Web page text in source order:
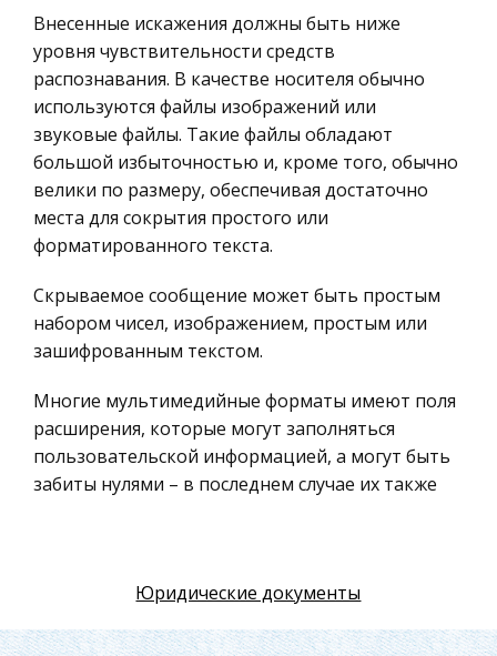
Биржевое дело
Биология
Экономико-математическое
моделирование
Российское предпринимательское право
Искусство
Физкультура и Спорт, Здоровье
Гражданская оборона
Геология
Религия
Уголовный процесс
Таможенное право
Международное частное право
Материаловедение
Порядковый номер вписывается в
технологический паспорт сборки сборочной
единицы. Идентификация паспортизованных
сборочных единиц осуществляется
маркированием. При этом на сборочную
единицу наносят об
Внесенные искажения должны быть ниже
уровня чувствительности средств
распознавания. В качестве носителя обычно
используются файлы изображений или
звуковые файлы. Такие файлы обладают
большой избыточностью и, кроме того, обычно
велики по размеру, обеспечивая достаточно
места для сокрытия простого или
форматированного текста.
Скрываемое сообщение может быть простым
набором чисел, изображением, простым или
зашифрованным текстом.
Многие мультимедийные форматы имеют поля
расширения, которые могут заполняться
пользовательской информацией, а могут быть
забиты нулями – в последнем случае их также
Однако этот наивный способ не только не
но и не может прятать значительные объемы
Юридические документы